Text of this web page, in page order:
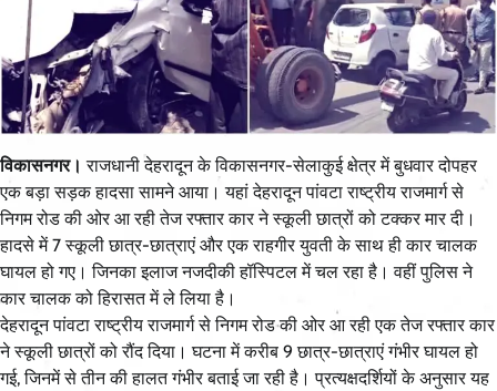
विकासनगर। राजधानी देहरादून के विकासनगर-सेलाकुई क्षेत्र में बुधवार दोपहर
एक बड़ा सड़क हादसा सामने आया। यहां देहरादून पांवटा राष्ट्रीय राजमार्ग से
निगम रोड की ओर आ रही तेज रफ्तार कार ने स्कूली छात्रों को टक्कर मार दी।
हादसे में 7 स्कूली छात्र-छात्राएं और एक राहगीर युवती के साथ ही कार चालक
घायल हो गए। जिनका इलाज नजदीकी हॉस्पिटल में चल रहा है। वहीं पुलिस ने
कार चालक को हिरासत में ले लिया है।
देहरादून पांवटा राष्ट्रीय राजमार्ग से निगम रोड की ओर आ रही एक तेज रफ्तार कार
ने स्कूली छात्रों को रौंद दिया। घटना में करीब 9 छात्र-छात्राएं गंभीर घायल हो
गई, जिनमें से तीन की हालत गंभीर बताई जा रही है। प्रत्यक्षदर्शियों के अनुसार यह